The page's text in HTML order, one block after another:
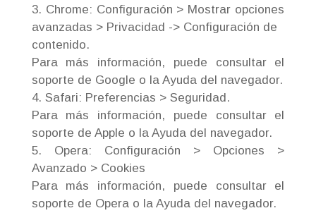
3. Chrome: Configuración > Mostrar opciones
avanzadas > Privacidad -> Configuración de
contenido.
Para más información, puede consultar el
soporte de Google o la Ayuda del navegador.
4. Safari: Preferencias > Seguridad.
Para más información, puede consultar el
soporte de Apple o la Ayuda del navegador.
5. Opera: Configuración > Opciones >
Avanzado > Cookies
Para más información, puede consultar el
soporte de Opera o la Ayuda del navegador.